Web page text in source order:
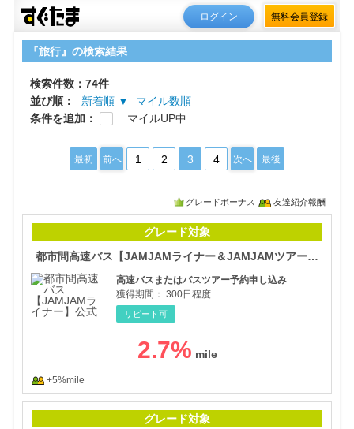
ログイン 無料会員登録
『旅行』の検索結果
検索件数：74件
並び順：
新着順 ▼
マイル数順
条件を追加：
マイルUP中
最初 前へ 1 2 3 4 次へ 最後
グレードボーナス 友達紹介報酬
グレード対象
都市間高速バス【JAMJAMライナー＆JAMJAMツアー】公式
高速バスまたはバスツアー予約申し込み
獲得期間： 300日程度
リピート可
2.7%
+5%mile
グレード対象